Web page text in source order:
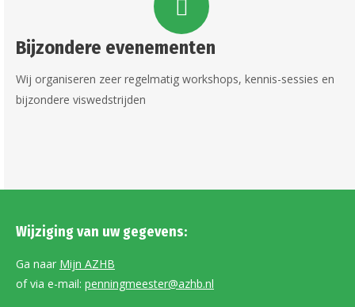
Bijzondere evenementen
Wij organiseren zeer regelmatig workshops, kennis-sessies en
bijzondere viswedstrijden
Wijziging van uw gegevens:
Ga naar Mijn AZHB
of via e-mail: penningmeester@azhb.nl